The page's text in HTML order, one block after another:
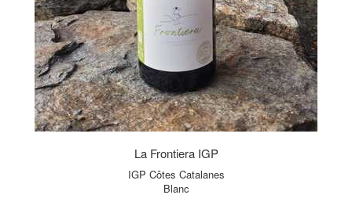
La Frontiera IGP
IGP Côtes Catalanes
Blanc